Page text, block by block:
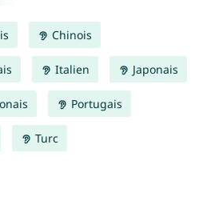
Chinois
Italien Japonais
Portugais
Turc